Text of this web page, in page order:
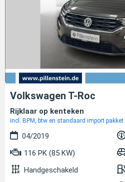
Volkswagen T-Roc
Rijklaar op kenteken
incl. BPM, btw en standaard import pakket
04/2019
116 PK (85 KW)
Handgeschakeld